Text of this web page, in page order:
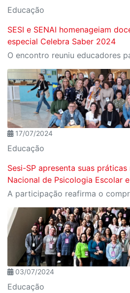
Educação
SESI e SENAI homenageiam
especial Celebra Saber 2024
17/07/2024
Educação
Sesi-SP apresenta suas
Nacional de Psicologia Escolar
03/07/2024
Educação